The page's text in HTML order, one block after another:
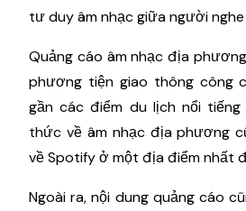
tư duy âm nhạc giữa người nghe
Quảng cáo âm nhạc địa
phương tiện giao thông công
gần các điểm du lịch nổi
thức về âm nhạc địa phương
về Spotify ở một địa điểm nhất
Ngoài ra, nội dung quảng cáo